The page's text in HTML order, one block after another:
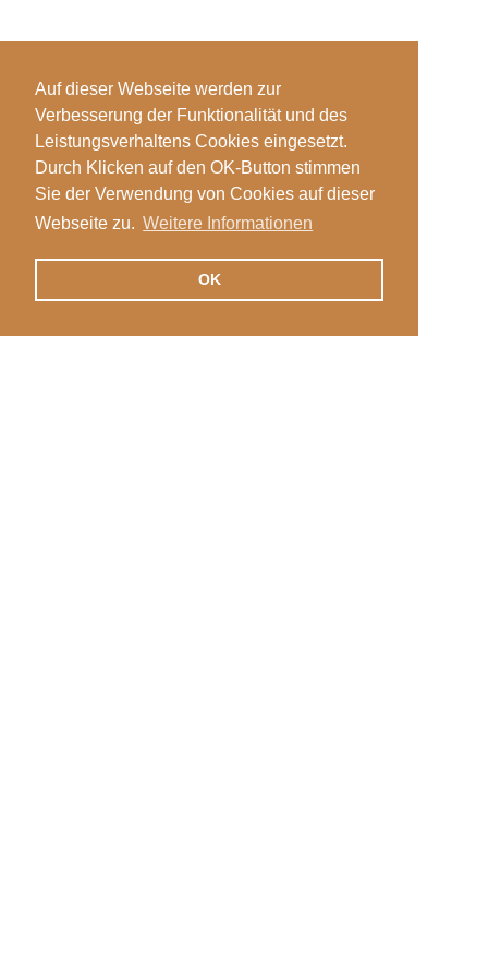
Auf dieser Webseite werden zur
Verbesserung der Funktionalität und des
Leistungsverhaltens Cookies eingesetzt.
Durch Klicken auf den OK-Button stimmen
Sie der Verwendung von Cookies auf dieser
Webseite zu. Weitere Informationen
OK